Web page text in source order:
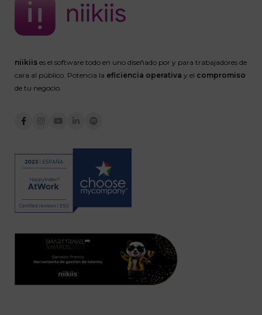
niikiis es el software todo en uno diseñado por y para trabajadores de
cara al público. Potencia la eficiencia operativa y el compromiso
de tu negocio.